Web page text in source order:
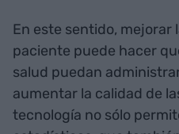
En este sentido, mejorar
paciente puede hacer
salud puedan
aumentar la calidad de
tecnología no sólo